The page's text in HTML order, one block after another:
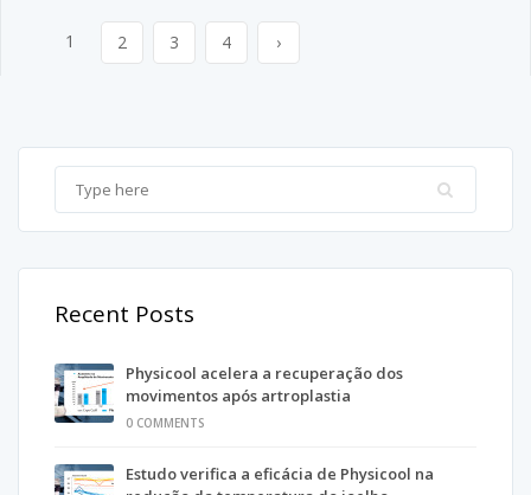
1 2 3 4 ›
Recent Posts
Physicool acelera a recuperação dos
movimentos após artroplastia
0 COMMENTS
Estudo verifica a eficácia de Physicool na